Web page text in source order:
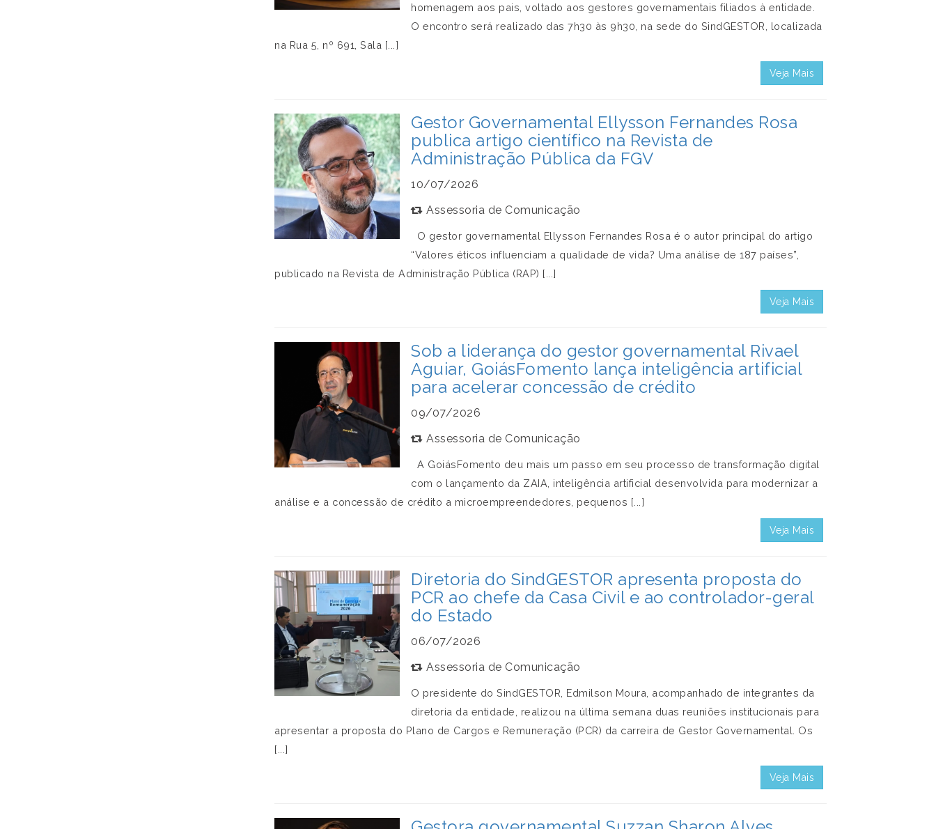
homenagem aos pais, voltado aos gestores governamentais filiados à entidade.
O encontro será realizado das 7h30 às 9h30, na sede do SindGESTOR, localizada
na Rua 5, nº 691, Sala [...]
Veja Mais
Gestor Governamental Ellysson Fernandes Rosa
publica artigo científico na Revista de
Administração Pública da FGV
10/07/2026
Assessoria de Comunicação
O gestor governamental Ellysson Fernandes Rosa é o autor principal do artigo
“Valores éticos influenciam a qualidade de vida? Uma análise de 187 países”,
publicado na Revista de Administração Pública (RAP) [...]
Veja Mais
Sob a liderança do gestor governamental Rivael
Aguiar, GoiásFomento lança inteligência artificial
para acelerar concessão de crédito
09/07/2026
Assessoria de Comunicação
A GoiásFomento deu mais um passo em seu processo de transformação digital
com o lançamento da ZAIA, inteligência artificial desenvolvida para modernizar a
análise e a concessão de crédito a microempreendedores, pequenos [...]
Veja Mais
Diretoria do SindGESTOR apresenta proposta do
PCR ao chefe da Casa Civil e ao controlador-geral
do Estado
06/07/2026
Assessoria de Comunicação
O presidente do SindGESTOR, Edmilson Moura, acompanhado de integrantes da
diretoria da entidade, realizou na última semana duas reuniões institucionais para
apresentar a proposta do Plano de Cargos e Remuneração (PCR) da carreira de Gestor Governamental. Os
[...]
Veja Mais